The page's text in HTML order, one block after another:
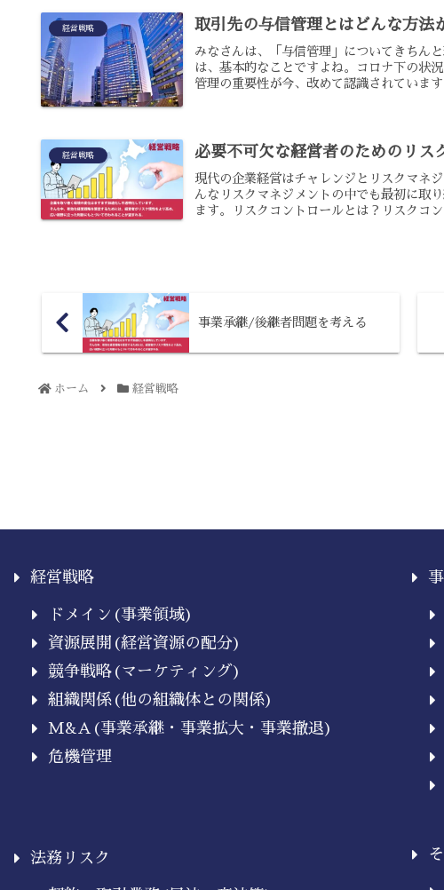
経営戦略 取引先の与信管理とはどんな方法
みなさんは、「与信管理」についてきちん
は、基本的なことですよね。コロナ下の状
管理の重要性が今、改めて認識されていま
経営戦略 必要不可欠な経営者のためのリス
現代の企業経営はチャレンジとリスクマネ
んなリスクマネジメントの中でも最初に取
ます。リスクコントロールとは？リスクコ
事業承継/後継者問題を考える
ホーム 経営戦略
経営戦略
ドメイン(事業領域)
資源展開(経営資源の配分)
競争戦略(マーケティング)
組織関係(他の組織体との関係)
M&A(事業承継・事業拡大・事業撤退)
危機管理
法務リスク